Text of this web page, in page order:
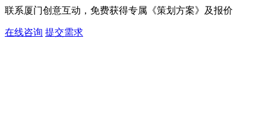
联系厦门创意互动，免费获得专属《策划方案》及报价
在线咨询 提交需求